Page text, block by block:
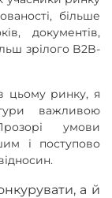
більше
документів,
зрілого B2B-
цьому ринку, я
важливою
умови
і поступово
а й